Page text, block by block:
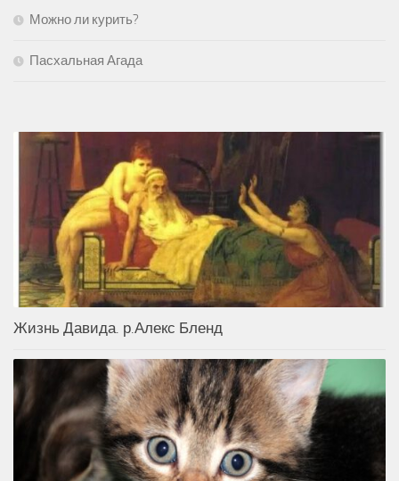
Можно ли курить?
Пасхальная Агада
Жизнь Давида. р.Алекс Бленд